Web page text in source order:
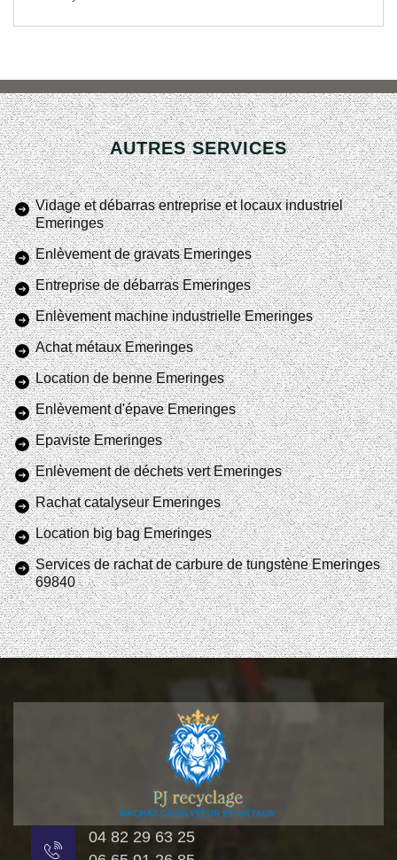
AUTRES SERVICES
Vidage et débarras entreprise et locaux industriel
Emeringes
Enlèvement de gravats Emeringes
Entreprise de débarras Emeringes
Enlèvement machine industrielle Emeringes
Achat métaux Emeringes
Location de benne Emeringes
Enlèvement d'épave Emeringes
Epaviste Emeringes
Enlèvement de déchets vert Emeringes
Rachat catalyseur Emeringes
Location big bag Emeringes
Services de rachat de carbure de tungstène Emeringes
69840
04 82 29 63 25